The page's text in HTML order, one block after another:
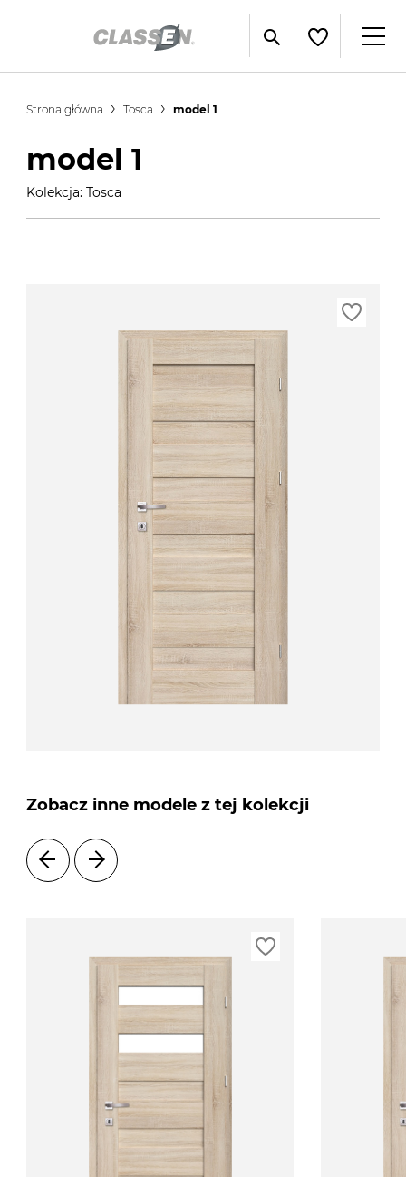
Strona główna Tosca model 1
model 1
Kolekcja: Tosca
Zobacz inne modele z tej kolekcji